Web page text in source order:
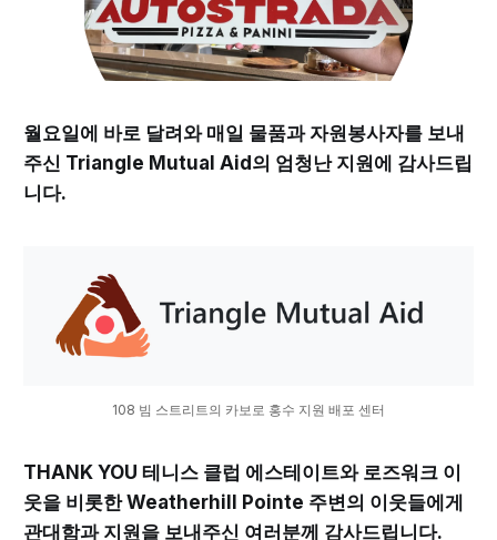
월요일에 바로 달려와 매일 물품과 자원봉사자를 보내
주신 Triangle Mutual Aid의 엄청난 지원에 감사드립
니다.
108 빔 스트리트의 카보로 홍수 지원 배포 센터
THANK YOU 테니스 클럽 에스테이트와 로즈워크 이
웃을 비롯한 Weatherhill Pointe 주변의 이웃들에게
관대함과 지원을 보내주신 여러분께 감사드립니다.